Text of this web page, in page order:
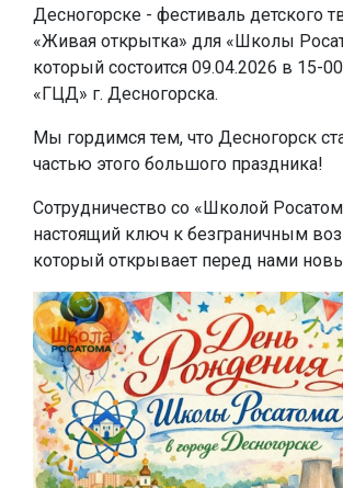
Десногорске - фестиваль детского
«Живая открытка» для «Школы
который состоится 09.04.2026 в 15-
«ГЦД» г. Десногорска.
Мы гордимся тем, что Десногорск
частью этого большого праздника!
Сотрудничество со «Школой
настоящий ключ к безграничным
который открывает перед нами